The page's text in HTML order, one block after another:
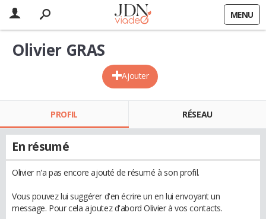
MENU
Ajouter
Olivier GRAS
PROFIL RÉSEAU
En résumé
Olivier n'a pas encore ajouté de résumé à son profil.
Vous pouvez lui suggérer d'en écrire un en lui envoyant un
message. Pour cela ajoutez d'abord Olivier à vos contacts.